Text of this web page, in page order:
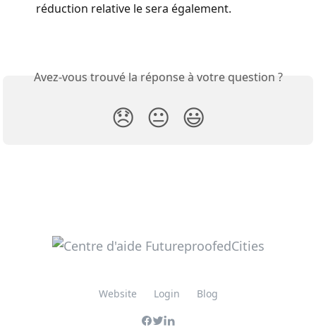
réduction relative le sera également.
Avez-vous trouvé la réponse à votre question ?
😞 😐 😃
Website Login Blog